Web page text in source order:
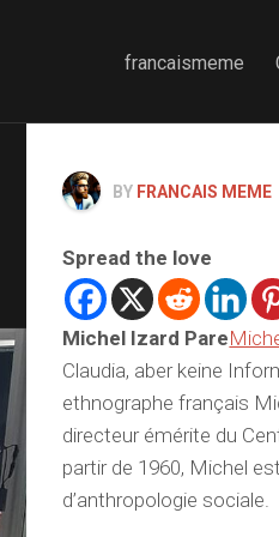
francaismeme
BY FRANCAIS MEME
Spread the love
Michel Izard Pare
Claudia, aber keine
ethnographe français
directeur émérite du
partir de 1960, Michel
d’anthropologie sociale.